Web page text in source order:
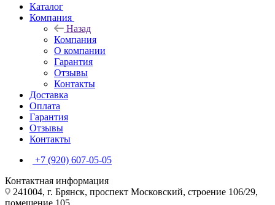
Каталог
Компания
Назад
Компания
О компании
Гарантия
Отзывы
Контакты
Доставка
Оплата
Гарантия
Отзывы
Контакты
+7 (920) 607-05-05
Контактная информация
241004, г. Брянск, проспект Московский, строение 106/29,
помещение 105